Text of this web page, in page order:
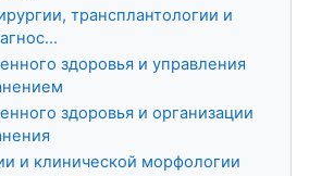
трансплантологии и
здоровья и управления
здоровья и организации
и клинической морфологии